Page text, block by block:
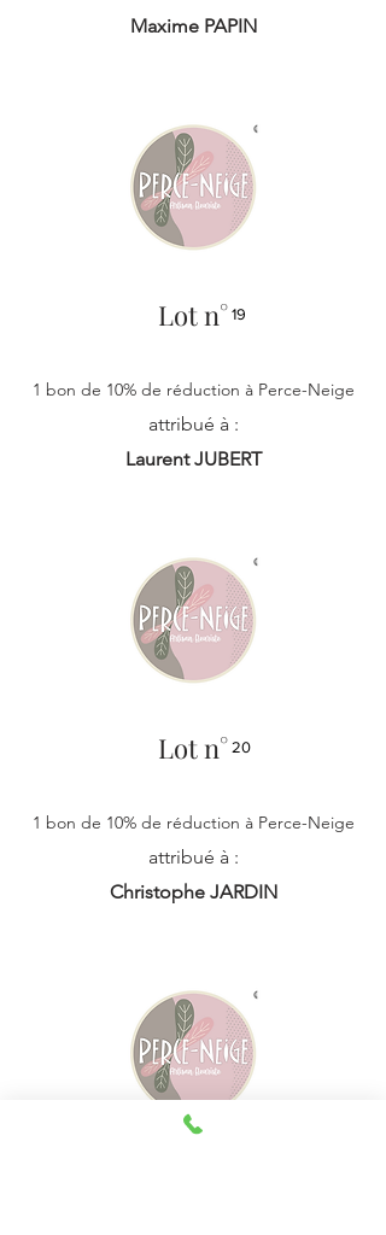
Maxime PAPIN
Lot n° 19
1 bon de 10% de réduction à Perce-Neige
attribué à :
Laurent JUBERT
Lot n° 20
1 bon de 10% de réduction à Perce-Neige
attribué à :
Christophe JARDIN